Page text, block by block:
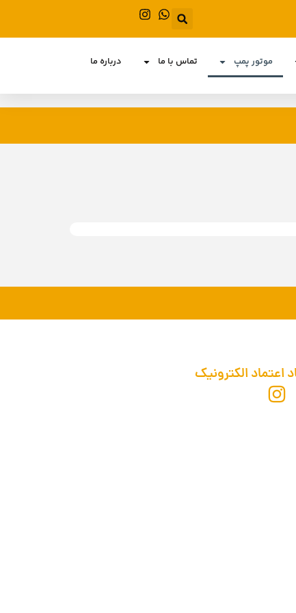
موتور پمپ تماس با ما درباره ما
اعتماد الکترونیک